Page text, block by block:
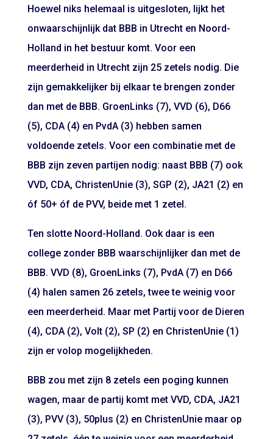
Hoewel niks helemaal is uitgesloten, lijkt het
onwaarschijnlijk dat BBB in Utrecht en Noord-
Holland in het bestuur komt. Voor een
meerderheid in Utrecht zijn 25 zetels nodig. Die
zijn gemakkelijker bij elkaar te brengen zonder
dan met de BBB. GroenLinks (7), VVD (6), D66
(5), CDA (4) en PvdA (3) hebben samen
voldoende zetels. Voor een combinatie met de
BBB zijn zeven partijen nodig: naast BBB (7) ook
VVD, CDA, ChristenUnie (3), SGP (2), JA21 (2) en
óf 50+ óf de PVV, beide met 1 zetel.
Ten slotte Noord-Holland. Ook daar is een
college zonder BBB waarschijnlijker dan met de
BBB. VVD (8), GroenLinks (7), PvdA (7) en D66
(4) halen samen 26 zetels, twee te weinig voor
een meerderheid. Maar met Partij voor de Dieren
(4), CDA (2), Volt (2), SP (2) en ChristenUnie (1)
zijn er volop mogelijkheden.
BBB zou met zijn 8 zetels een poging kunnen
wagen, maar de partij komt met VVD, CDA, JA21
(3), PVV (3), 50plus (2) en ChristenUnie maar op